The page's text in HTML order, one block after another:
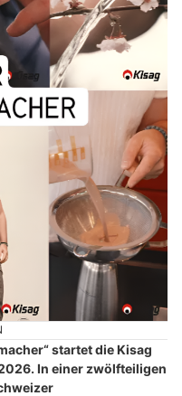
startet die Kisag
In einer zwölfteiligen